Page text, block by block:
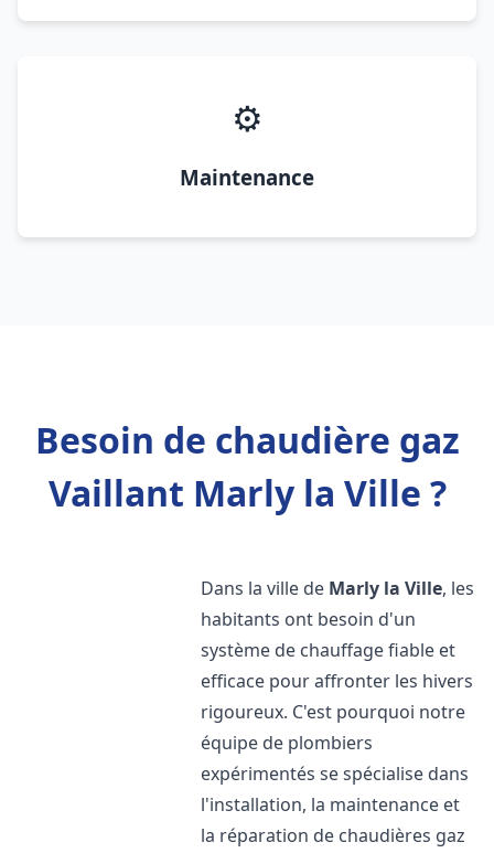
⚙️
Maintenance
Besoin de chaudière gaz
Vaillant Marly la Ville ?
Dans la ville de Marly la Ville, les
habitants ont besoin d'un
système de chauffage fiable et
efficace pour affronter les hivers
rigoureux. C'est pourquoi notre
équipe de plombiers
expérimentés se spécialise dans
l'installation, la maintenance et
la réparation de chaudières gaz